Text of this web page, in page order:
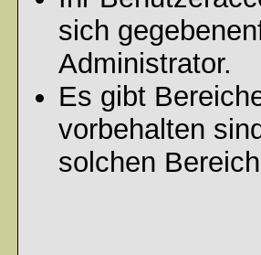
sich
Administrator.
Es gibt
vorbehalten
solchen